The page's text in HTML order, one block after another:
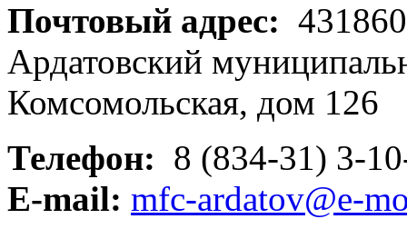
Почтовый адрес:
Ардатовский
Комсомольская, дом 126
Телефон: 8 (834-31) 3-
E-mail: mfc-ardatov@e-